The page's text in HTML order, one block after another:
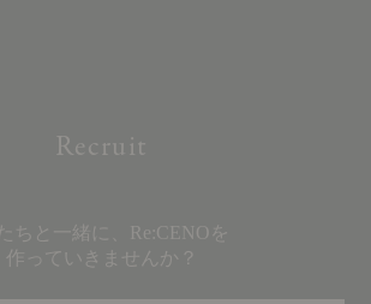
Recruit
ちと一緒に、Re:CENOを
作っていきませんか？